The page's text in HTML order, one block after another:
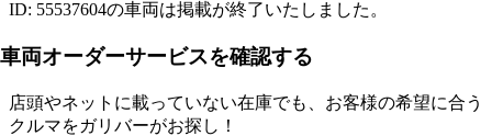
ID: 55537604の車両は掲載が終了いたしました。
車両オーダーサービスを確認する
店頭やネットに載っていない在庫でも、お客様の希望に合う
クルマをガリバーがお探し！